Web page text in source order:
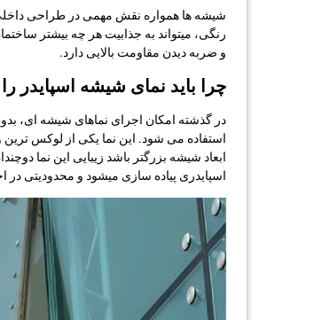
شیشه ها همواره نقش مهمی در طراحی داخلی
رنگی، میتواند به جذابیت هر چه بیشتر
و ضربه دیدن مقاومت بالایی دارد.
چرا باید نمای شیشه اسپایدر
در گذشته امکان اجرای نماهای شیشه ای، بدون
استفاده می شود. این نما یکی از لوکس ترین
ابعاد شیشه بزرگتر باشد زیبایی این نما
اسپایدری پیاده سازی میشود و محدودیتی در